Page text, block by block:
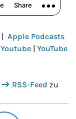
| Apple Podcasts
Youtube | YouTube
RSS-Feed zu